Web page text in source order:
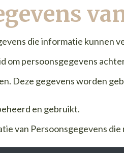
die informatie kunnen
om persoonsgegevens
Deze gegevens worden
en gebruikt.
van Persoonsgegevens